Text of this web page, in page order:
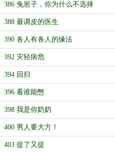
386 兔崽子，你为什么不选择
388 最调皮的医生
390 各人有各人的缘法
392 灾轻病危
394 回归
396 看谁能憋
398 我是你奶奶
400 男人要大方！
403 提了又提